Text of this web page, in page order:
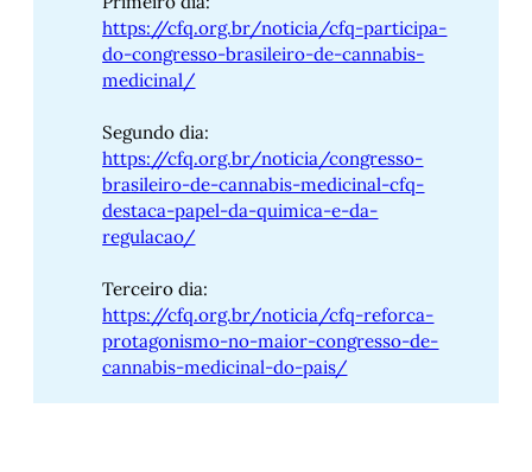
https://cfq.org.br/noticia/cfq-participa-
do-congresso-brasileiro-de-cannabis-
medicinal/
Segundo dia:
https://cfq.org.br/noticia/congresso-
brasileiro-de-cannabis-medicinal-cfq-
destaca-papel-da-quimica-e-da-
regulacao/
Terceiro dia:
https://cfq.org.br/noticia/cfq-reforca-
protagonismo-no-maior-congresso-de-
cannabis-medicinal-do-pais/